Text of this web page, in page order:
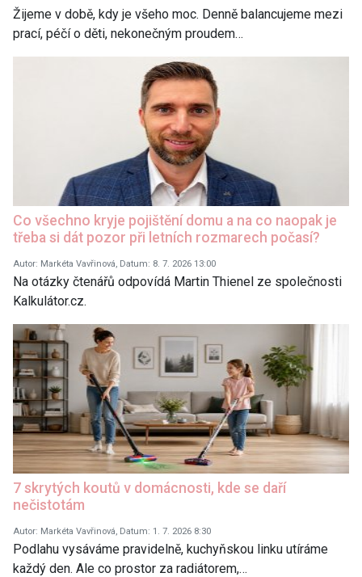
Žijeme v době, kdy je všeho moc. Denně balancujeme mezi
prací, péčí o děti, nekonečným proudem…
Co všechno kryje pojištění domu a na co naopak je
třeba si dát pozor při letních rozmarech počasí?
Autor: Markéta Vavřinová, Datum: 8. 7. 2026 13:00
Na otázky čtenářů odpovídá Martin Thienel ze společnosti
Kalkulátor.cz.
7 skrytých koutů v domácnosti, kde se daří
nečistotám
Autor: Markéta Vavřinová, Datum: 1. 7. 2026 8:30
Podlahu vysáváme pravidelně, kuchyňskou linku utíráme
každý den. Ale co prostor za radiátorem,…